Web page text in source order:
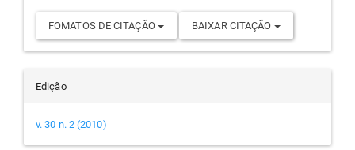
FOMATOS DE CITAÇÃO BAIXAR CITAÇÃO
Edição
v. 30 n. 2 (2010)